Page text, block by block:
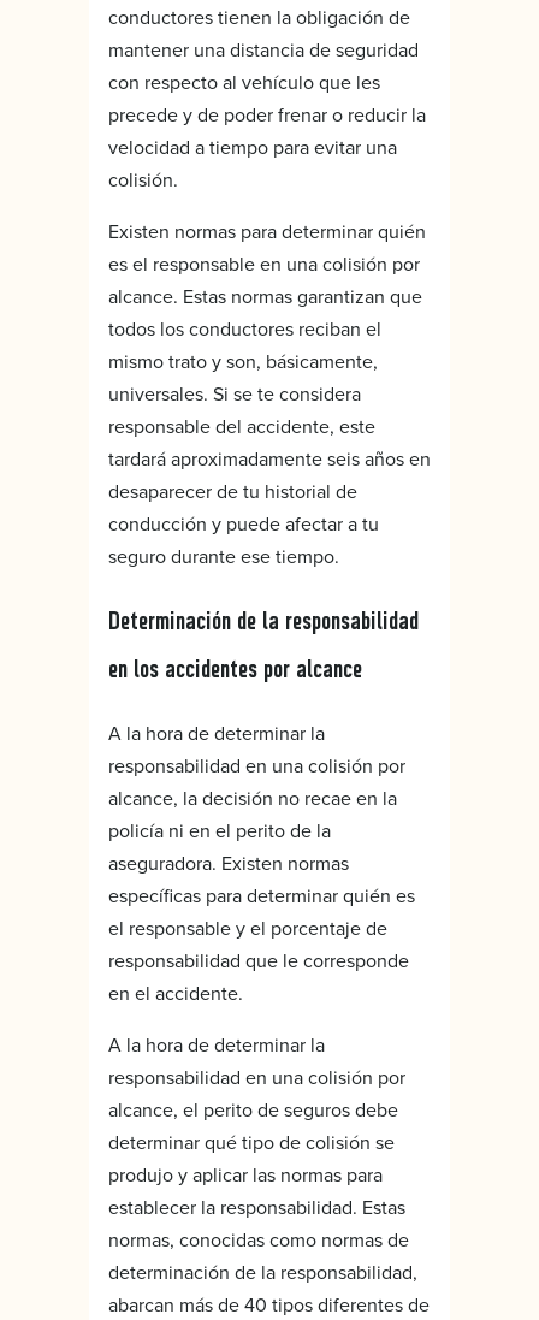
conductores tienen la obligación de
mantener una distancia de seguridad
con respecto al vehículo que les
precede y de poder frenar o reducir la
velocidad a tiempo para evitar una
colisión.
Existen normas para determinar quién
es el responsable en una colisión por
alcance. Estas normas garantizan que
todos los conductores reciban el
mismo trato y son, básicamente,
universales. Si se te considera
responsable del accidente, este
tardará aproximadamente seis años en
desaparecer de tu historial de
conducción y puede afectar a tu
seguro durante ese tiempo.
Determinación de la responsabilidad
en los accidentes por alcance
A la hora de determinar la
responsabilidad en una colisión por
alcance, la decisión no recae en la
policía ni en el perito de la
aseguradora. Existen normas
específicas para determinar quién es
el responsable y el porcentaje de
responsabilidad que le corresponde
en el accidente.
A la hora de determinar la
responsabilidad en una colisión por
alcance, el perito de seguros debe
determinar qué tipo de colisión se
produjo y aplicar las normas para
establecer la responsabilidad. Estas
normas, conocidas como normas de
determinación de la responsabilidad,
abarcan más de 40 tipos diferentes de